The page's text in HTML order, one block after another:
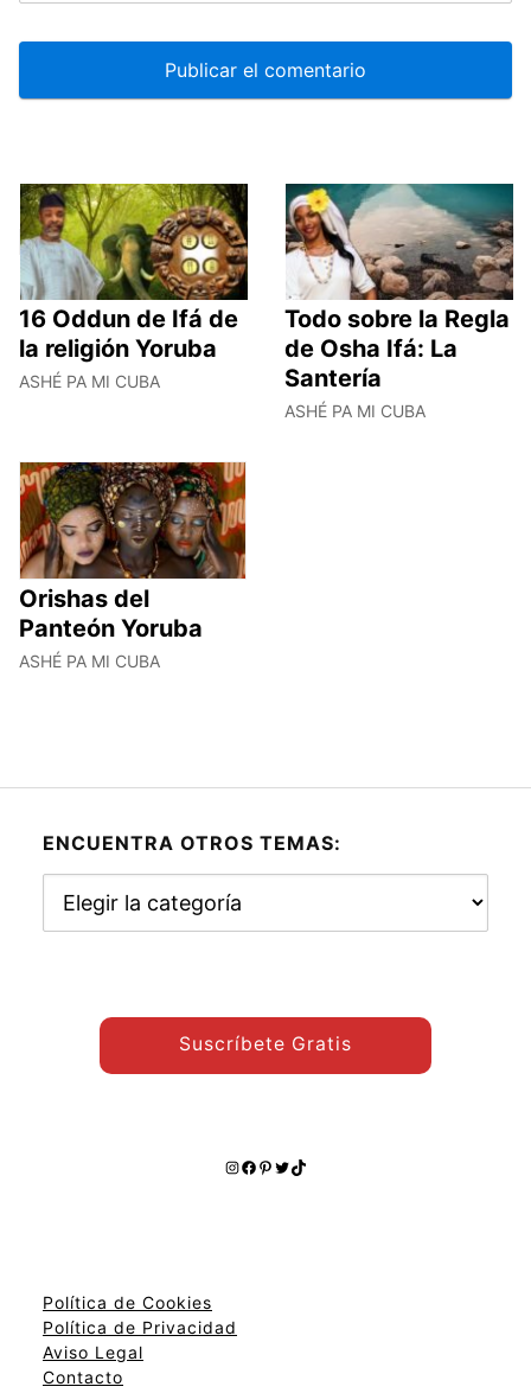
16 Oddun de Ifá de
la religión Yoruba
ASHÉ PA MI CUBA
Todo sobre la Regla
de Osha Ifá: La
Santería
ASHÉ PA MI CUBA
Orishas del
Panteón Yoruba
ASHÉ PA MI CUBA
ENCUENTRA OTROS TEMAS:
otros
Suscríbete Gratis
Instagram
Facebook
Pinterest
Twitter
TikTok
Política de Cookies
Política de Privacidad
Aviso Legal
Contacto